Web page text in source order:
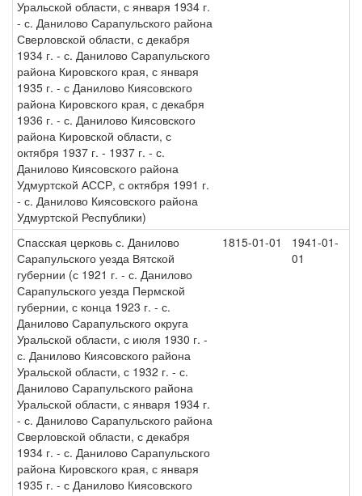
Уральской области, с января 1934 г.
- с. Данилово Сарапульского района
Сверловской области, с декабря
1934 г. - с. Данилово Сарапульского
района Кировского края, с января
1935 г. - с Данилово Киясовского
района Кировского края, с декабря
1936 г. - с. Данилово Киясовского
района Кировской области, с
октября 1937 г. - 1937 г. - с.
Данилово Киясовского района
Удмуртской АССР, с октября 1991 г.
- с. Данилово Киясовского района
Удмуртской Республики)
Спасская церковь с. Данилово
Сарапульского уезда Вятской
губернии (с 1921 г. - с. Данилово
Сарапульского уезда Пермской
губернии, с конца 1923 г. - с.
Данилово Сарапульского округа
Уральской области, с июля 1930 г. -
с. Данилово Киясовского района
Уральской области, с 1932 г. - с.
Данилово Сарапульского района
Уральской области, с января 1934 г.
- с. Данилово Сарапульского района
Сверловской области, с декабря
1934 г. - с. Данилово Сарапульского
района Кировского края, с января
1935 г. - с Данилово Киясовского
1815-01-01
1941-01-
01